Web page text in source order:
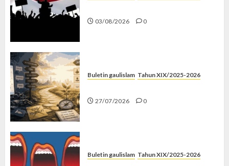
03/08/2026 0
Buletin gaulislam Tahun XIX/2025-2026
27/07/2026 0
Buletin gaulislam Tahun XIX/2025-2026